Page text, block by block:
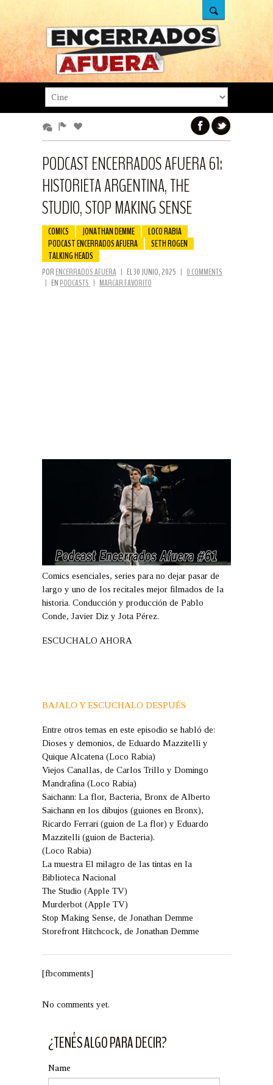
PODCAST ENCERRADOS AFUERA 61:
HISTORIETA ARGENTINA, THE
STUDIO, STOP MAKING SENSE
COMICS JONATHAN DEMME
LOCO RABIA
PODCAST ENCERRADOS AFUERA
SETH ROGEN
TALKING HEADS
POR ENCERRADOS AFUERA | EL 30 JUNIO, 2025 | 0 COMMENTS
| EN PODCASTS | MARCAR FAVORITO
Comics esenciales, series para no dejar pasar de
largo y uno de los recitales mejor filmados de la
historia. Conducción y producción de Pablo
Conde, Javier Diz y Jota Pérez.
ESCUCHALO AHORA
BAJALO Y ESCUCHALO DESPUÉS
Entre otros temas en este episodio se habló de:
Dioses y demonios, de Eduardo Mazzitelli y
Quique Alcatena (Loco Rabia)
Viejos Canallas, de Carlos Trillo y Domingo
Mandrafina (Loco Rabia)
Saichann: La flor, Bacteria, Bronx de Alberto
Saichann en los dibujos (guiones en Bronx),
Ricardo Ferrari (guion de La flor) y Eduardo
Mazzitelli (guion de Bacteria).
(Loco Rabia)
La muestra El milagro de las tintas en la
Biblioteca Nacional
The Studio (Apple TV)
Murderbot (Apple TV)
Stop Making Sense, de Jonathan Demme
Storefront Hitchcock, de Jonathan Demme
[fbcomments]
No comments yet.
¿TENÉS ALGO PARA DECIR?
Name